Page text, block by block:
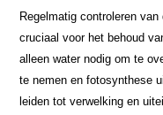
Regelmatig controleren
cruciaal voor het behoud
alleen water nodig om te
te nemen en fotosynthese
leiden tot verwelking en